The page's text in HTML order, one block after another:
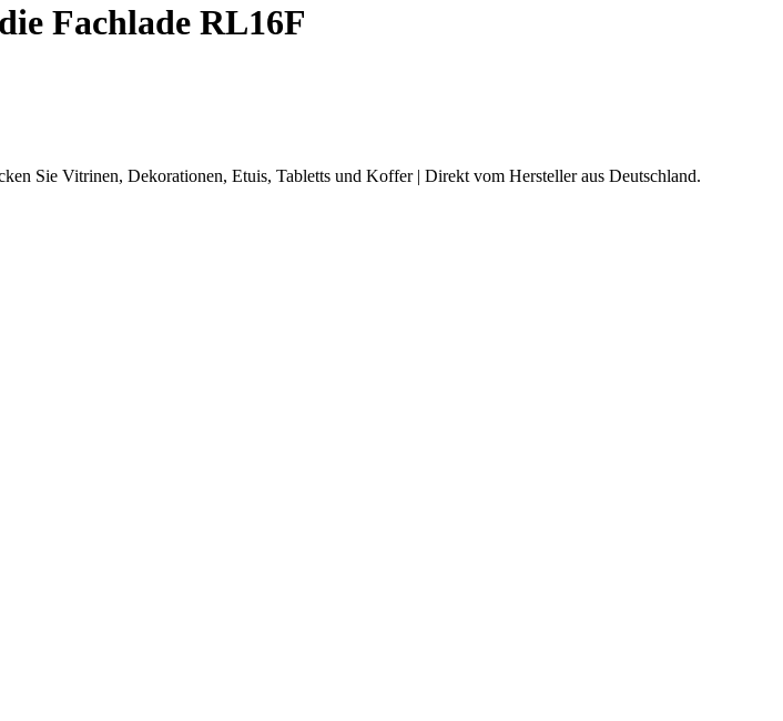
Fachlade RL16F
Sie Vitrinen, Dekorationen, Etuis, Tabletts und Koffer | Direkt vom Hersteller aus Deutschland.